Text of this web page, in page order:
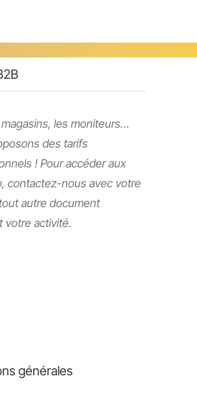
les moniteurs…
des tarifs
! Pour accéder aux
contactez-nous avec votre
autre document
votre activité.
générales